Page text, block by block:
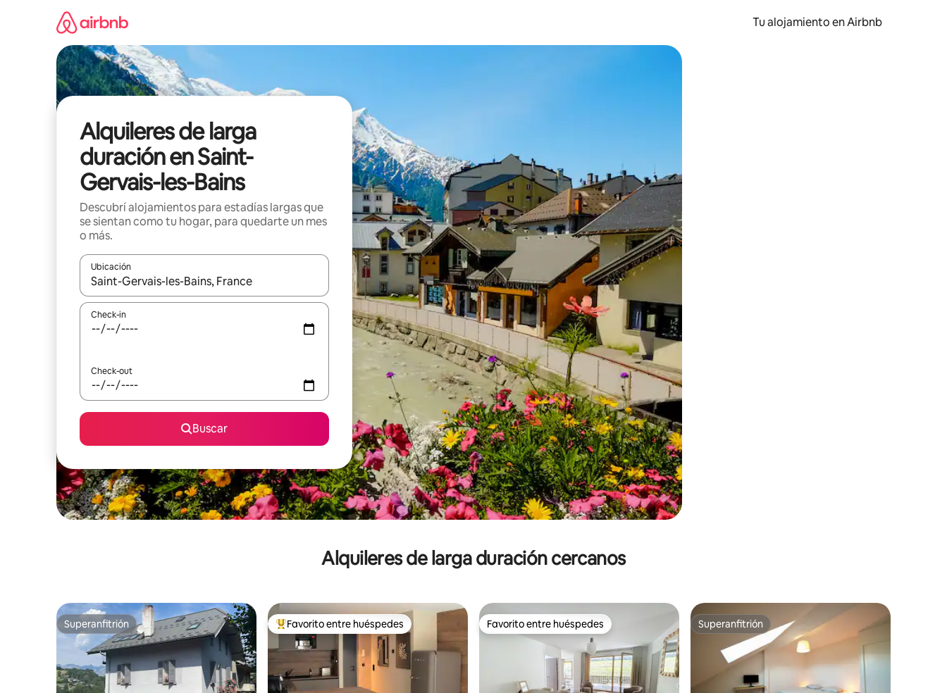
Tu alojamiento en Airbnb
Alquileres de larga
duración en Saint-
Gervais-les-Bains
Descubrí alojamientos para estadías largas que
se sientan como tu hogar, para quedarte un mes
o más.
Ubicación
Cuando los resultados estén disponibles, navegá con las teclas de flecha hacia arriba y hacia abajo o explorá deslizando el dedo.
Check-in
Check-out
Buscar
Alquileres de larga duración cercanos
Superanfitrión
Superanfitrión Favorito entre los huéspedes más destacados
Favorito entre huéspedes Favorito entre huéspedes
Favorito entre huéspedes Superanfitrión
Superanfitrión